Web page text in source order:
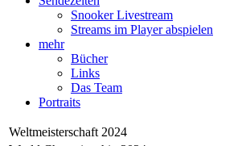
Snooker Livestream
Streams im Player abspielen
mehr
Bücher
Links
Das Team
Portraits
Weltmeisterschaft 2024